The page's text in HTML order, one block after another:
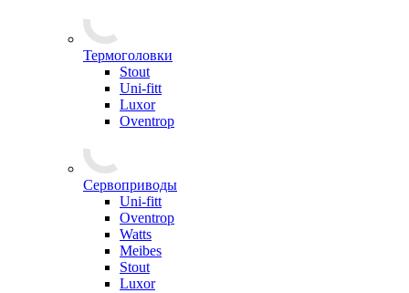
Термоголовки
Stout
Uni-fitt
Luxor
Oventrop
Сервоприводы
Uni-fitt
Oventrop
Watts
Meibes
Stout
Luxor